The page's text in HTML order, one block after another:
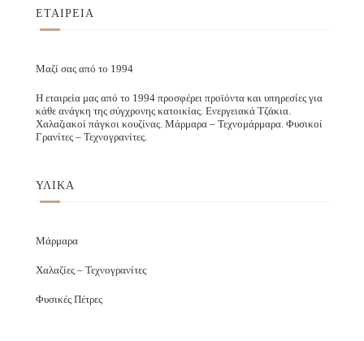
ΕΤΑΙΡΕΙΑ
Μαζί σας από το 1994
Η εταιρεία μας από το 1994 προσφέρει προϊόντα και υπηρεσίες για
κάθε ανάγκη της σύγχρονης κατοικίας. Ενεργειακά Τζάκια.
Χαλαζιακοί πάγκοι κουζίνας. Μάρμαρα – Τεχνομάρμαρα. Φυσικοί
Γρανίτες – Τεχνογρανίτες.
ΥΛΙΚΑ
Μάρμαρα
Χαλαζίες – Τεχνογρανίτες
Φυσικές Πέτρες